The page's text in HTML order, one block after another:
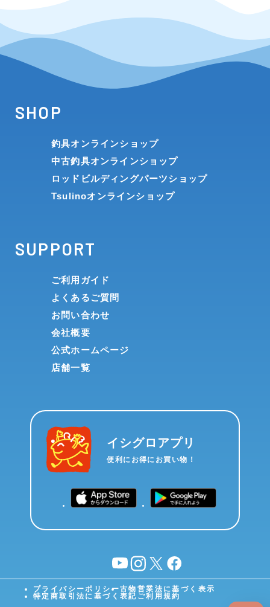
SHOP
釣具オンラインショップ
中古釣具オンラインショップ
ロッドビルディングパーツショップ
Tsulinoオンラインショップ
SUPPORT
ご利用ガイド
よくあるご質問
お問い合わせ
会社概要
公式ホームページ
店舗一覧
イシグロアプリ
便利にお得にお買い物！
YouTubeinstagram
X facebook
プライバシーポリシー古物営業法に基づく表示
特定商取引法に基づく表記 ご利用規約